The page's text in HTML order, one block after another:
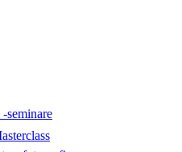
seminare